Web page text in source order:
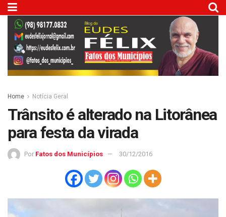
Home Notícia Geral
Trânsito é alterado na Litorânea
para festa da virada
Por Fatos dos Municípios 30/12/2016